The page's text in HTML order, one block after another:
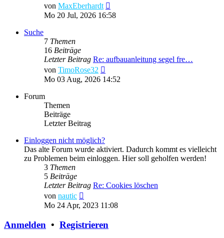
von MaxEberhardt
Beitrag
Mo 20 Jul, 2026 16:58
Suche
7 Themen
16 Beiträge
Letzter Beitrag Re: aufbauanleitung segel fre…
von TimoRose32
Beitrag
Mo 03 Aug, 2026 14:52
Forum
Themen
Beiträge
Letzter Beitrag
Einloggen nicht möglich?
Das alte Forum wurde aktiviert. Dadurch kommt es vielleicht
zu Problemen beim einloggen. Hier soll geholfen werden!
3 Themen
5 Beiträge
Letzter Beitrag Re: Cookies löschen
von nautic
Beitrag
Mo 24 Apr, 2023 11:08
Anmelden • Registrieren